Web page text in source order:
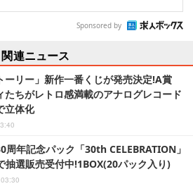
Sponsored by
関連ニュース
ーリー」新作一番くじが発売決定!A賞
たちがレトロ感満載のアナログレコード
立体化
周年記念パック「30th CELEBRATION」
選販売受付中!1BOX(20パック入り)